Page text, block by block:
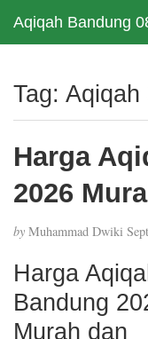
Aqiqah Bandung
Tag: Aqiqah
Harga
2026
by Muhammad Dwiki
Harga
Bandung
Murah dan